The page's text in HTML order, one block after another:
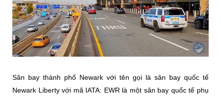
Sân bay thành phố Newark với tên gọi là sân bay quốc tế
Newark Liberty với mã IATA: EWR là một sân bay quốc tế phụ